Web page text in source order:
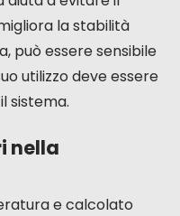
la stabilità
può essere sensibile
utilizzo deve essere
sistema.
nella
e calcolato